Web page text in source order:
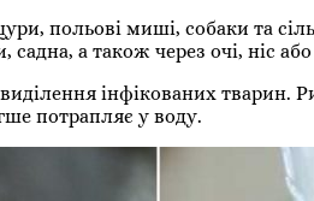
польові миші, собаки та
а також через очі, ніс або
інфікованих тварин.
потрапляє у воду.